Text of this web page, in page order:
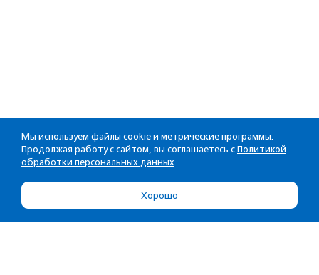
Мы используем файлы cookie и метрические программы.
Продолжая работу с сайтом, вы соглашаетесь с Политикой
обработки персональных данных
Хорошо